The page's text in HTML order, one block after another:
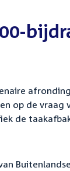
op de vraag
de